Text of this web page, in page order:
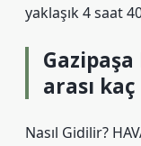
yaklaşık 4 saat
arası
Nasıl Gidilir?